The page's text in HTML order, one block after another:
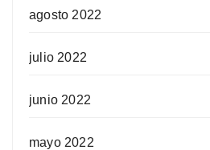
agosto 2022
julio 2022
junio 2022
mayo 2022